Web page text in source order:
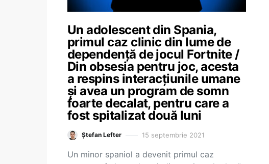
Un adolescent din Spania,
primul caz clinic din lume de
dependență de jocul Fortnite /
Din obsesia pentru joc, acesta
a respins interacțiunile umane
și avea un program de somn
foarte decalat, pentru care a
fost spitalizat două luni
Ștefan Lefter 15 septembrie 2021
Un minor spaniol a devenit primul caz